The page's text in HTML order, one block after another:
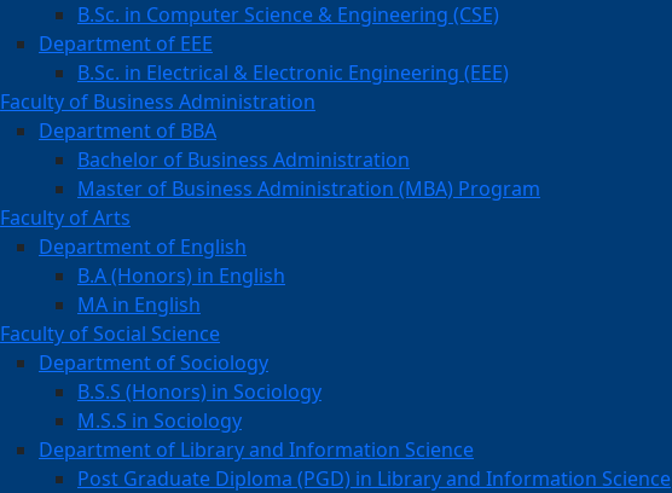
B.Sc. in Computer Science & Engineering (CSE)
Department of EEE
B.Sc. in Electrical & Electronic Engineering (EEE)
Faculty of Business Administration
Department of BBA
Bachelor of Business Administration
Master of Business Administration (MBA) Program
Faculty of Arts
Department of English
B.A (Honors) in English
MA in English
Faculty of Social Science
Department of Sociology
B.S.S (Honors) in Sociology
M.S.S in Sociology
Department of Library and Information Science
Post Graduate Diploma (PGD) in Library and Information Science